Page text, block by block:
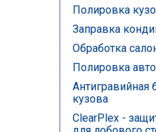
Полировка
Заправка
Обработка
Полировка
Антигравийная
кузова
ClearPlex -